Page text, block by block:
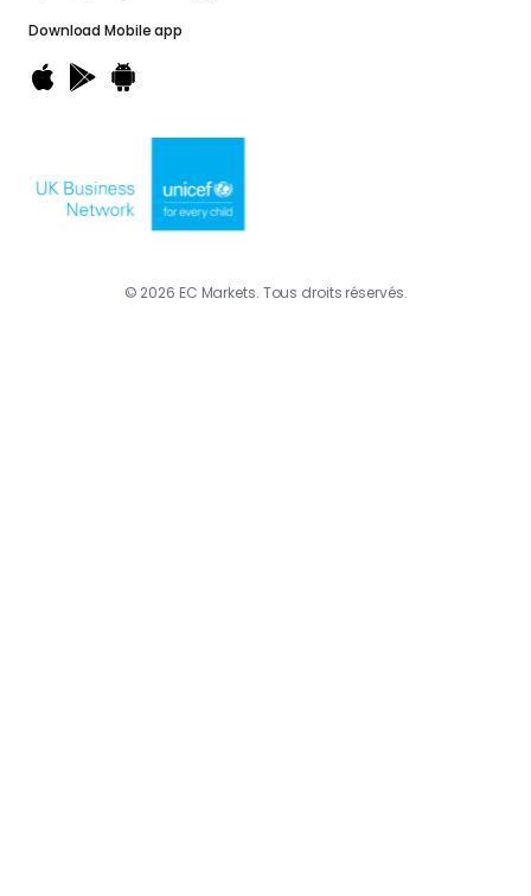
Download Mobile app
© 2026 EC Markets. Tous droits réservés.